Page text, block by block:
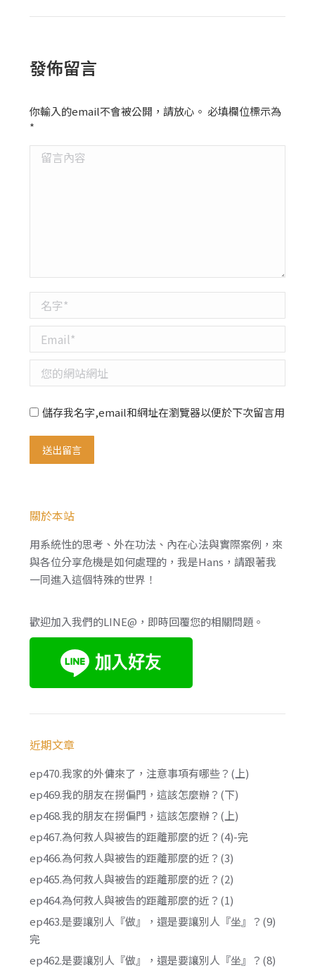
發佈留言
你輸入的email不會被公開，請放心。 必填欄位標示為
*
留言內容
名字 *
Email *
您的網站網址
儲存我名字,email和網址在瀏覽器以便於下次留言用
送出留言
關於本站
用系統性的思考、外在功法、內在心法與實際案例，來
與各位分享危機是如何處理的，我是Hans，請跟著我
一同進入這個特殊的世界！
歡迎加入我們的LINE@，即時回覆您的相關問題。
近期文章
ep470.我家的外傭來了，注意事項有哪些？(上)
ep469.我的朋友在撈偏門，這該怎麼辦？(下)
ep468.我的朋友在撈偏門，這該怎麼辦？(上)
ep467.為何救人與被告的距離那麼的近？(4)-完
ep466.為何救人與被告的距離那麼的近？(3)
ep465.為何救人與被告的距離那麼的近？(2)
ep464.為何救人與被告的距離那麼的近？(1)
ep463.是要讓別人『做』，還是要讓別人『坐』？(9)
完
ep462.是要讓別人『做』，還是要讓別人『坐』？(8)